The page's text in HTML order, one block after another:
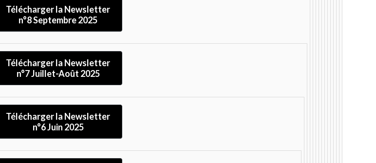
Télécharger la Newsletter
n°8 Septembre 2025
Télécharger la Newsletter
n°7 Juillet-Août 2025
Télécharger la Newsletter
n°6 Juin 2025